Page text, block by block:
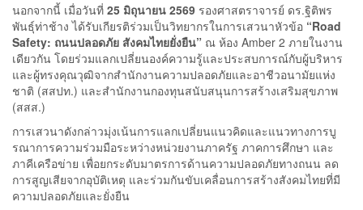
นอกจากนี้ เมื่อวันที่ 25 มิถุนายน 2569 รองศาสตราจารย์ ดร.ฐิติพร
พันธุ์ท่าช้าง ได้รับเกียรติร่วมเป็นวิทยากรในการเสวนาหัวข้อ “Road
Safety: ถนนปลอดภัย สังคมไทยยั่งยืน” ณ ห้อง Amber 2 ภายในงาน
เดียวกัน โดยร่วมแลกเปลี่ยนองค์ความรู้และประสบการณ์กับผู้บริหาร
และผู้ทรงคุณวุฒิจากสำนักงานความปลอดภัยและอาชีวอนามัยแห่ง
ชาติ (สสปท.) และสำนักงานกองทุนสนับสนุนการสร้างเสริมสุขภาพ
(สสส.)
การเสวนาดังกล่าวมุ่งเน้นการแลกเปลี่ยนแนวคิดและแนวทางการบู
รณาการความร่วมมือระหว่างหน่วยงานภาครัฐ ภาคการศึกษา และ
ภาคีเครือข่าย เพื่อยกระดับมาตรการด้านความปลอดภัยทางถนน ลด
การสูญเสียจากอุบัติเหตุ และร่วมกันขับเคลื่อนการสร้างสังคมไทยที่มี
ความปลอดภัยและยั่งยืน